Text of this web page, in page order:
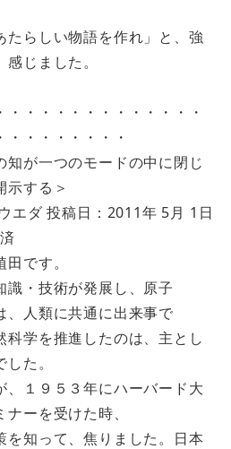
たらしい物語を作れ」と、強
じました。
・・・・・・・・・・・・・
・・・・・・・・
知が一つのモードの中に閉じ
示する＞
稿日：2011年 5月 1日
です。
・技術が発展し、原子
、人類に共通に出来事で
科学を推進したのは、主とし
た。
、１９５３年にハーバード大
ーを受けた時、
を知って、焦りました。日本